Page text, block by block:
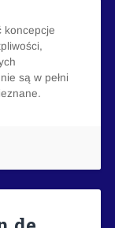
koncepcje
są w pełni